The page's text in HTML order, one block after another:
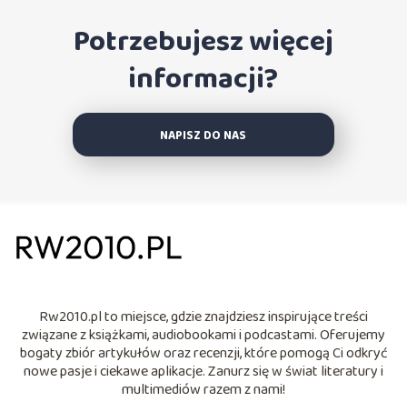
Potrzebujesz więcej
informacji?
NAPISZ DO NAS
Rw2010.pl to miejsce, gdzie znajdziesz inspirujące treści
związane z książkami, audiobookami i podcastami. Oferujemy
bogaty zbiór artykułów oraz recenzji, które pomogą Ci odkryć
nowe pasje i ciekawe aplikacje. Zanurz się w świat literatury i
multimediów razem z nami!